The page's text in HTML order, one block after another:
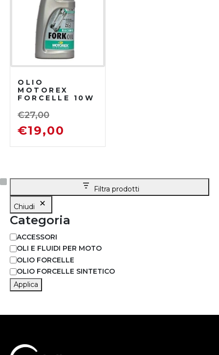
OLIO
MOTOREX
FORCELLE 10W
€27,00
€19,00
Filtra prodotti
Chiudi
Categoria
ACCESSORI
OLI E FLUIDI PER MOTO
OLIO FORCELLE
OLIO FORCELLE SINTETICO
Applica